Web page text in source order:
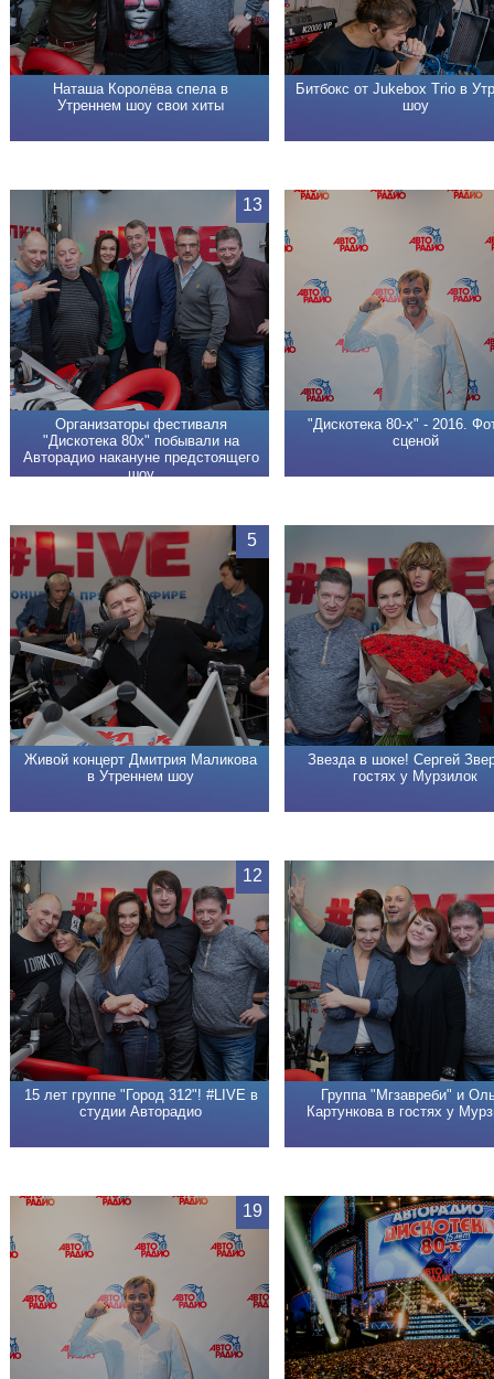
Наташа Королёва спела в
Утреннем шоу свои хиты
Битбокс от Jukebox Trio в
шоу
Организаторы фестиваля
"Дискотека 80х" побывали на
Авторадио накануне предстоящего
шоу
13
"Дискотека 80-х" - 2016.
сценой
Живой концерт Дмитрия Маликова
в Утреннем шоу
5
Звезда в шоке! Сергей
гостях у Мурзилок
15 лет группе "Город 312"! #LIVE в
студии Авторадио
12
Группа "Мгзавреби" и
Картункова в гостях у
19